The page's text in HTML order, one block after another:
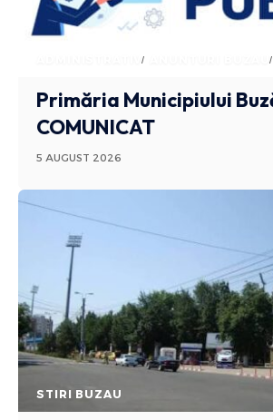
ADMINISTRATIV ANUNTURI BUZAU
Primăria Municipiului
COMUNICAT
5 AUGUST 2026
STIRI BUZAU